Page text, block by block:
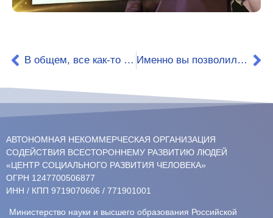
В общем, все как-то начало налаживаться само собой. Именно вы позволили оценить и научиться «слушать и слышать».
АВТОНОМНАЯ НЕКОММЕРЧЕСКАЯ ОРГАНИЗАЦИЯ
СОДЕЙСТВИЯ ВСЕСТОРОННЕМУ РАЗВИТИЮ ЛЮДЕЙ
«ЦЕНТР СОЦИАЛЬНОГО РАЗВИТИЯ ЧЕЛОВЕКА»
ОГРН 1247700506877
ИНН / КПП 9719070606 / 771901001
Министерство науки и высшего образования Российской